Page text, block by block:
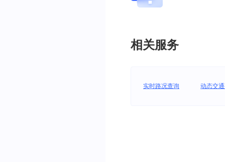
相关服务
实时路况查询 动态交